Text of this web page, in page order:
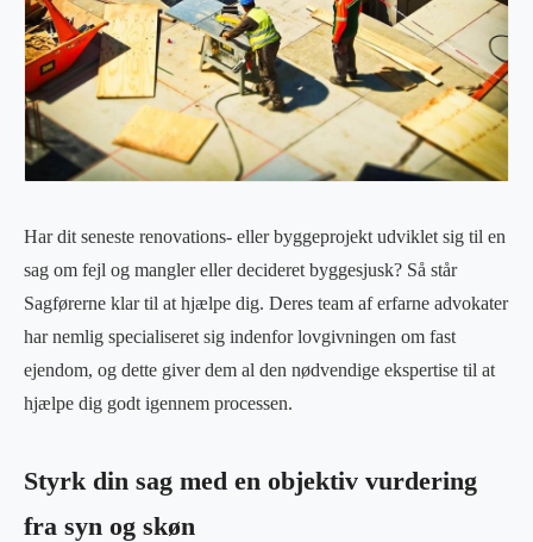
Har dit seneste renovations- eller byggeprojekt udviklet sig til en
sag om fejl og mangler eller decideret byggesjusk? Så står
Sagførerne klar til at hjælpe dig. Deres team af erfarne advokater
har nemlig specialiseret sig indenfor lovgivningen om fast
ejendom, og dette giver dem al den nødvendige ekspertise til at
hjælpe dig godt igennem processen.
Styrk din sag med en objektiv vurdering
fra syn og skøn